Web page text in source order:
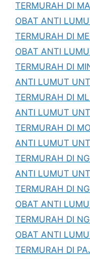
TERMURAH DI
OBAT ANTI
TERMURAH DI
OBAT ANTI
TERMURAH DI
ANTI LUMUT
TERMURAH DI
ANTI LUMUT
TERMURAH DI
ANTI LUMUT
TERMURAH DI
ANTI LUMUT
TERMURAH DI
OBAT ANTI
TERMURAH DI
OBAT ANTI
TERMURAH DI